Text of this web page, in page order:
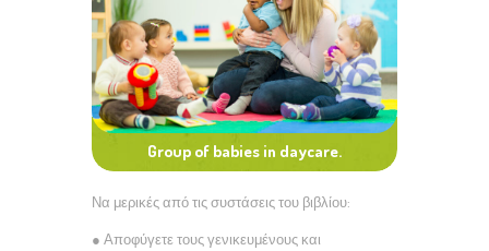
Group of babies in daycare.
Να μερικές από τις συστάσεις του βιβλίου:
● Αποφύγετε τους γενικευμένους και